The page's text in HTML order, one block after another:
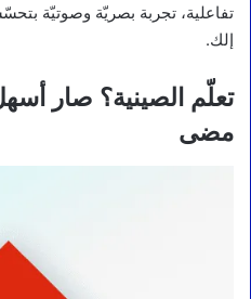
تفاعلية، تجربة بصريّة وصوتيّة
إلك.
تعلّم الصينية؟ صار
مضى